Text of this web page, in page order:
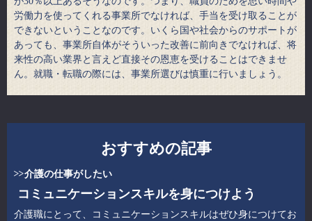
労働力を使ってくれる事業所でなければ、手当を受け取ることが
できないということなのです。いくら国や社会からのサポートが
あっても、事業所自体がそういった改善に前向きでなければ、将
来性の高い業界と言えど直接その恩恵を受けることはできませ
ん。就職・転職の際には、事業所選びは慎重に行いましょう。
おすすめの記事
介護の仕事がしたい
コミュニケーションスキルを身につけよう
介護職にとって、コミュニケーションスキルはぜひ身につけてお